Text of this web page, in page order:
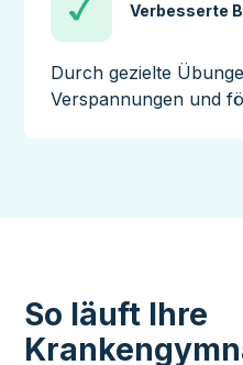
Verbesserte
Durch gezielte
Verspannungen und
So läuft Ihre